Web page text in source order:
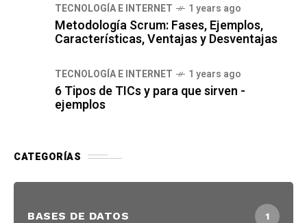
TECNOLOGÍA E INTERNET 1 years ago
Metodología Scrum: Fases, Ejemplos,
Características, Ventajas y Desventajas
TECNOLOGÍA E INTERNET 1 years ago
6 Tipos de TICs y para que sirven -
ejemplos
CATEGORÍAS
BASES DE DATOS 1